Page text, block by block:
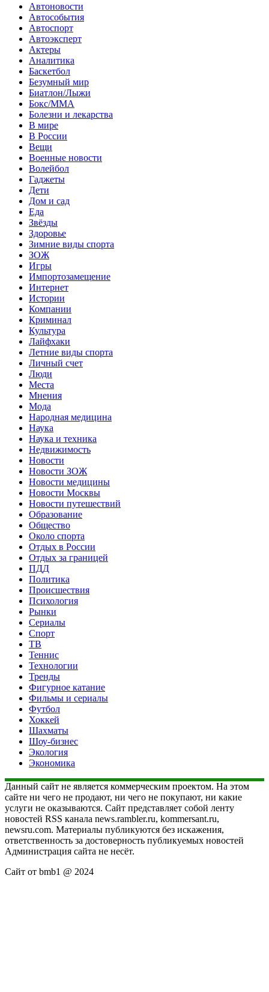
Автоновости
Автособытия
Автоспорт
Автоэксперт
Актеры
Аналитика
Баскетбол
Безумный мир
Биатлон/Лыжи
Бокс/MMA
Болезни и лекарства
В мире
В России
Вещи
Военные новости
Волейбол
Гаджеты
Дети
Дом и сад
Еда
Звёзды
Здоровье
Зимние виды спорта
ЗОЖ
Игры
Импортозамещение
Интернет
Истории
Компании
Криминал
Культура
Лайфхаки
Летние виды спорта
Личный счет
Люди
Места
Мнения
Мода
Народная медицина
Наука
Наука и техника
Недвижимость
Новости
Новости ЗОЖ
Новости медицины
Новости Москвы
Новости путешествий
Образование
Общество
Около спорта
Отдых в России
Отдых за границей
ПДД
Политика
Происшествия
Психология
Рынки
Сериалы
Спорт
ТВ
Теннис
Технологии
Тренды
Фигурное катание
Фильмы и сериалы
Футбол
Хоккей
Шахматы
Шоу-бизнес
Экология
Экономика
Данный сайт не является коммерческим проектом. На этом
сайте ни чего не продают, ни чего не покупают, ни какие
услуги не оказываются. Сайт представляет собой ленту
новостей RSS канала news.rambler.ru, kommersant.ru,
newsru.com. Материалы публикуются без искажения,
ответственность за достоверность публикуемых новостей
Администрация сайта не несёт.
Сайт от bmb1 @ 2024